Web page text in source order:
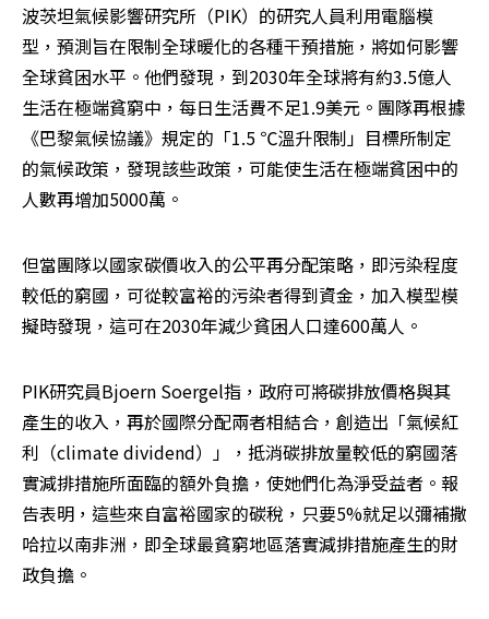
波茨坦氣候影響研究所（PIK）的研究人員利用電腦模
型，預測旨在限制全球暖化的各種干預措施，將如何影響
全球貧困水平。他們發現，到2030年全球將有約3.5億人
生活在極端貧窮中，每日生活費不足1.9美元。團隊再根據
《巴黎氣候協議》規定的「1.5 ℃溫升限制」目標所制定
的氣候政策，發現該些政策，可能使生活在極端貧困中的
人數再增加5000萬。
但當團隊以國家碳價收入的公平再分配策略，即污染程度
較低的窮國，可從較富裕的污染者得到資金，加入模型模
擬時發現，這可在2030年減少貧困人口達600萬人。
PIK研究員Bjoern Soergel指，政府可將碳排放價格與其
產生的收入，再於國際分配兩者相結合，創造出「氣候紅
利（climate dividend）」，抵消碳排放量較低的窮國落
實減排措施所面臨的額外負擔，使她們化為淨受益者。報
告表明，這些來自富裕國家的碳稅，只要5%就足以彌補撒
哈拉以南非洲，即全球最貧窮地區落實減排措施產生的財
政負擔。